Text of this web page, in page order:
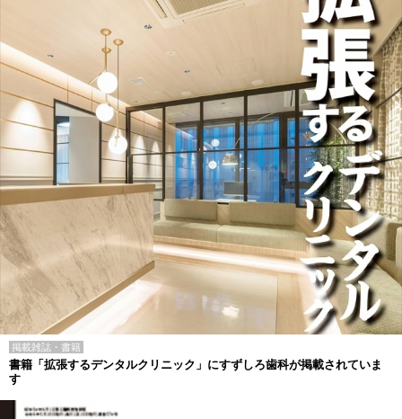
掲載雑誌・書籍
書籍「拡張するデンタルクリニック」にすずしろ歯科が掲載されていま
す